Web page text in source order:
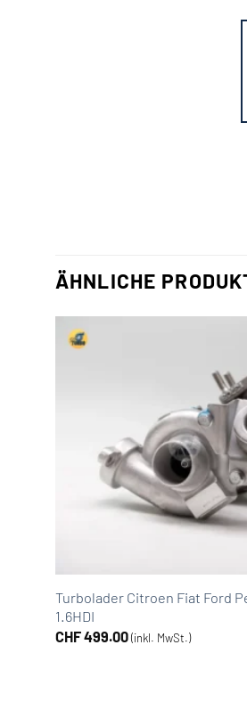
ÄHNLICHE
Turbolader Citroen Fiat Ford
1.6HDI
CHF499.00 (inkl. MwSt.)